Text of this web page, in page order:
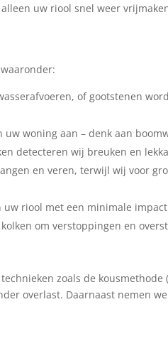
uw riool snel weer
of gootstenen
woning aan – denk aan
detecteren wij breuken en
en veren, terwijl wij voor
riool met een minimale
om verstoppingen en
zoals de
overlast. Daarnaast nemen